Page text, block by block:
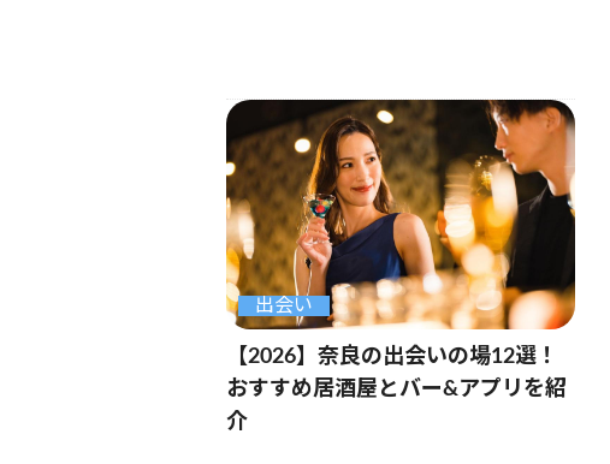
出会い
【2026】奈良の出会いの場12選！
おすすめ居酒屋とバー&アプリを紹
介